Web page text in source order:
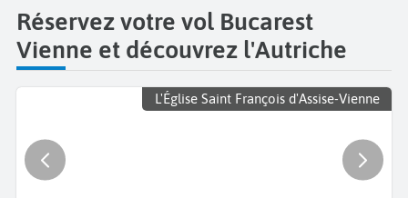
Réservez votre vol Bucarest
Vienne et découvrez l'Autriche
L'Église Saint François d'Assise-Vienne